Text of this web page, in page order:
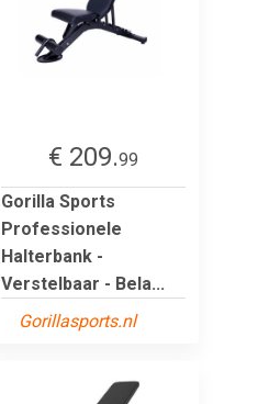
€ 209.99
Gorilla Sports
Professionele
Halterbank -
Verstelbaar - Bela...
Gorillasports.nl